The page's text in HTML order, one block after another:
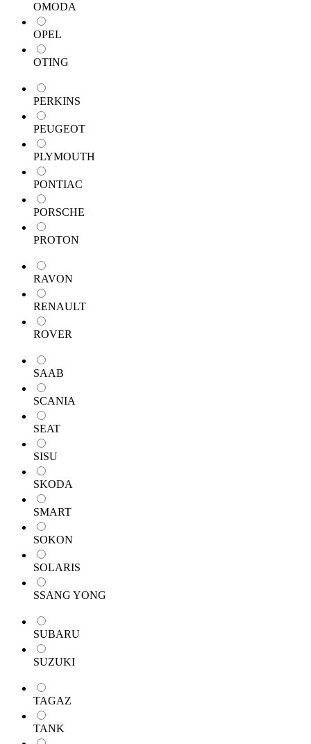
OMODA
OPEL
OTING
PERKINS
PEUGEOT
PLYMOUTH
PONTIAC
PORSCHE
PROTON
RAVON
RENAULT
ROVER
SAAB
SCANIA
SEAT
SISU
SKODA
SMART
SOKON
SOLARIS
SSANG YONG
SUBARU
SUZUKI
TAGAZ
TANK